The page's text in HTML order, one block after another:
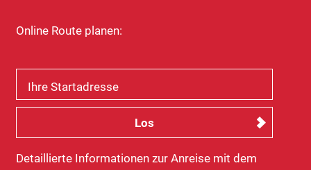
Online Route planen:
Ihre Startadresse
Detaillierte Informationen zur Anreise mit dem